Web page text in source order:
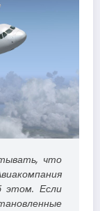
что
этом. Если